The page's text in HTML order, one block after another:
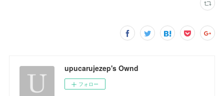
upucarujezep's Ownd
フォロー